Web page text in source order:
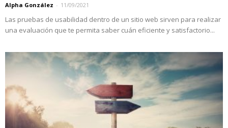
Alpha González - 11/09/2021
Las pruebas de usabilidad dentro de un sitio web sirven para realizar
una evaluación que te permita saber cuán eficiente y satisfactorio...